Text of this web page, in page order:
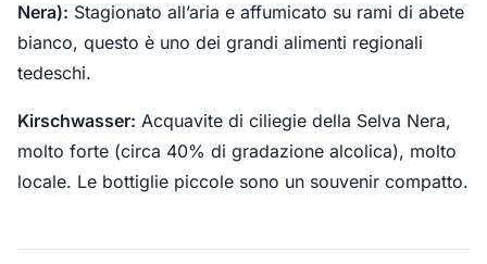
Nera): Stagionato all’aria e affumicato su rami di abete
bianco, questo è uno dei grandi alimenti regionali
tedeschi.
Kirschwasser: Acquavite di ciliegie della Selva Nera,
molto forte (circa 40% di gradazione alcolica), molto
locale. Le bottiglie piccole sono un souvenir compatto.